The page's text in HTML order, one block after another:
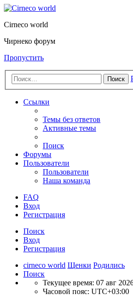
Cirneco world
Чирнеко форум
Пропустить
Поиск
Ссылки
Темы без ответов
Активные темы
Поиск
Форумы
Пользователи
Пользователи
Наша команда
FAQ
Вход
Регистрация
Поиск
Вход
Регистрация
cirneco world Щенки Родились
Поиск
Текущее время: 07 авг
Часовой пояс: UTC+03:00